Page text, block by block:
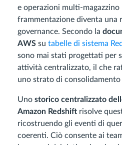
e operazioni multi-
frammentazione diventa una
governance. Secondo la
AWS su tabelle di sistema
sono mai stati progettati per
attività centralizzato, il che
uno strato di consolidamento
Uno storico centralizzato
Amazon Redshift risolve
ricostruendo gli eventi di
coerenti. Ciò consente ai